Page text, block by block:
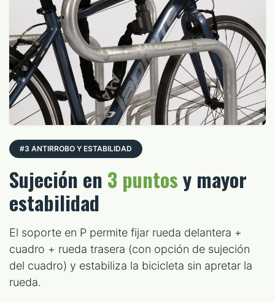
#3 ANTIRROBO Y ESTABILIDAD
Sujeción en 3 puntosy mayor
estabilidad
El soporte en P permite fijar rueda delantera +
cuadro + rueda trasera (con opción de sujeción
del cuadro) y estabiliza la bicicleta sin apretar la
rueda.